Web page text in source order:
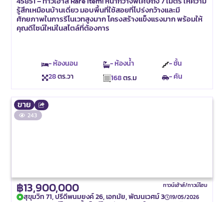
รู้สึกเหมือนบ้านเดี่ยว มอบพื้นที่ใช้สอยที่โปร่งกว้างและมี
ศักยภาพในการรีโนเวทสูงมาก โครงสร้างแข็งแรงมาก พร้อมให้
คุณดีไซน์ใหม่ในสไตล์ที่ต้องการ
- ห้องนอน - ห้องน้ำ
- ชั้น
28ตร.วา 168ตร.ม - คัน
ขาย
243
฿13,900,000 ทาวน์เฮ้าส์/ทาวน์โฮม
สุขุมวิท 71, ปรีดีพนมยงค์ 26, เอกมัย, พัฒนเวศม์ 3 19/05/2026